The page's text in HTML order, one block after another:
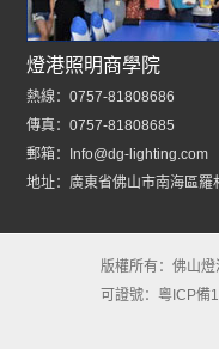
燈港照明商學院
熱線：0757-81808686
傳真：0757-81808685
郵箱：Info@dg-lighting.com
地址：廣東省佛山市南海區
版權所有：佛山燈
可證號： 粵ICP備